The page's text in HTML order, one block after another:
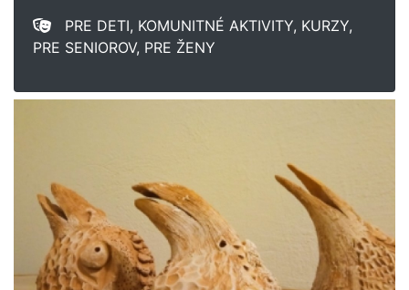
PRE DETI, KOMUNITNÉ AKTIVITY, KURZY,
PRE SENIOROV, PRE ŽENY